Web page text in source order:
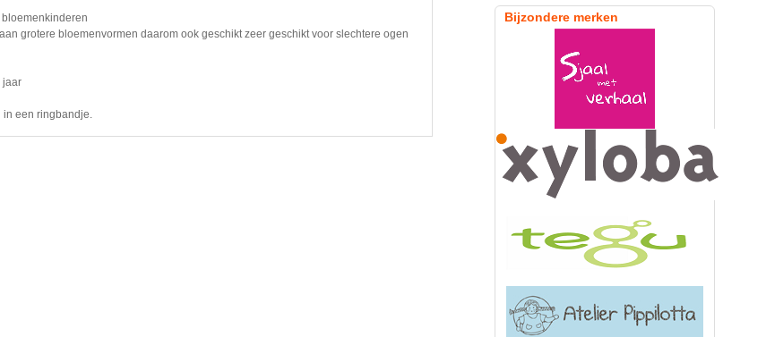
grotere bloemenvormen daarom ook geschikt zeer geschikt voor slechtere ogen
jaar
in een ringbandje.
Bijzondere merken